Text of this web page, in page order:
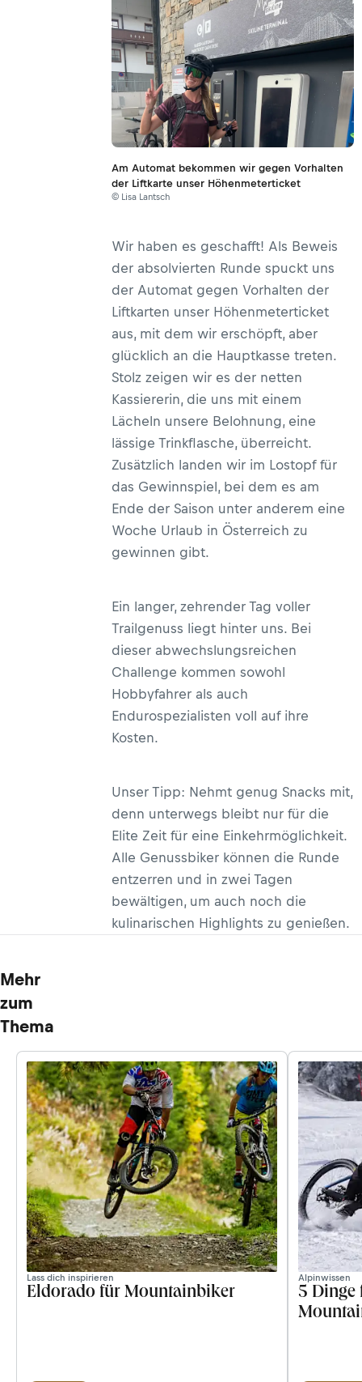
Am Automat bekommen wir gegen Vorhalten
der Liftkarte unser Höhenmeterticket
© Lisa Lantsch
Wir haben es geschafft! Als Beweis
der absolvierten Runde spuckt uns
der Automat gegen Vorhalten der
Liftkarten unser Höhenmeterticket
aus, mit dem wir erschöpft, aber
glücklich an die Hauptkasse treten.
Stolz zeigen wir es der netten
Kassiererin, die uns mit einem
Lächeln unsere Belohnung, eine
lässige Trinkflasche, überreicht.
Zusätzlich landen wir im Lostopf für
das Gewinnspiel, bei dem es am
Ende der Saison unter anderem eine
Woche Urlaub in Österreich zu
gewinnen gibt.
Ein langer, zehrender Tag voller
Trailgenuss liegt hinter uns. Bei
dieser abwechslungsreichen
Challenge kommen sowohl
Hobbyfahrer als auch
Endurospezialisten voll auf ihre
Kosten.
Unser Tipp: Nehmt genug Snacks mit,
denn unterwegs bleibt nur für die
Elite Zeit für eine Einkehrmöglichkeit.
Alle Genussbiker können die Runde
entzerren und in zwei Tagen
bewältigen, um auch noch die
kulinarischen Highlights zu genießen.
Mehr
zum
Thema
Lass dich inspirieren
Eldorado für Mountainbiker
Alpinwissen
5